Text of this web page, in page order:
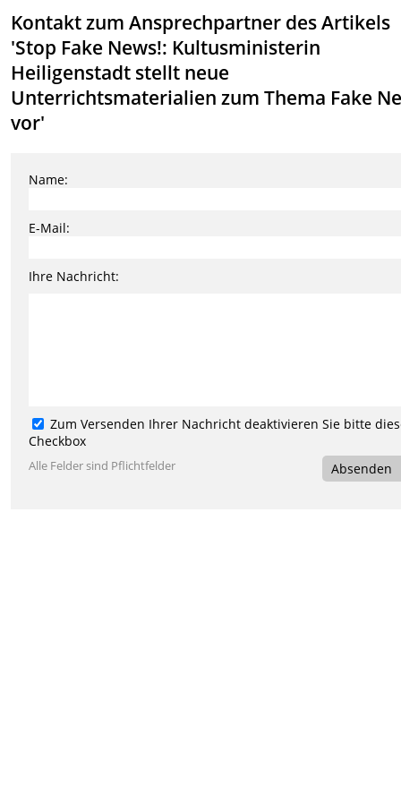
Kontakt zum Ansprechpartner des Artikels
'Stop Fake News!: Kultusministerin
Heiligenstadt stellt neue
Unterrichtsmaterialien zum Thema Fake
vor'
Name:
E-Mail:
Ihre Nachricht:
Zum Versenden Ihrer Nachricht deaktivieren Sie bitte
Checkbox
Alle Felder sind Pflichtfelder Absenden